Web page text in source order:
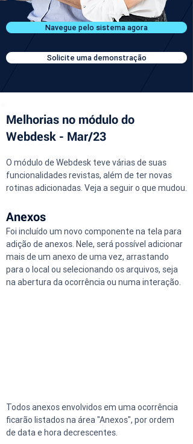
Navegue pelo sistema agora
Solicite uma demonstração
Melhorias no módulo do
Webdesk - Mar/23
O módulo de Webdesk teve várias de suas
funcionalidades revistas, além de ter novas
rotinas adicionadas. Veja a seguir o que mudou.
Anexos
Foi incluído um novo componente na tela para
adição de anexos. Nele, será possível adicionar
mais de um anexo de uma vez, arrastando
para o local ou selecionando os arquivos, seja
na abertura da ocorrência ou numa interação.
Todos anexos envolvidos em uma ocorrência
ficarão listados na área "Anexos", por ordem
de data e hora decrescentes.